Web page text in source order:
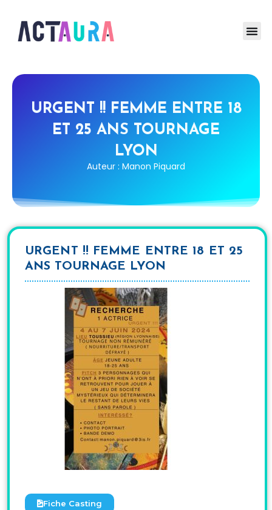
URGENT !! FEMME ENTRE 18
ET 25 ANS TOURNAGE
LYON
Auteur : Manon Piquard
URGENT !! FEMME ENTRE 18 ET 25
ANS TOURNAGE LYON
Fiche Casting